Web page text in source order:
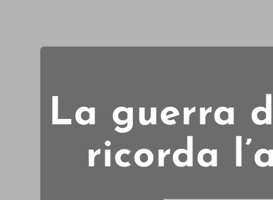
La guerra
ricorda